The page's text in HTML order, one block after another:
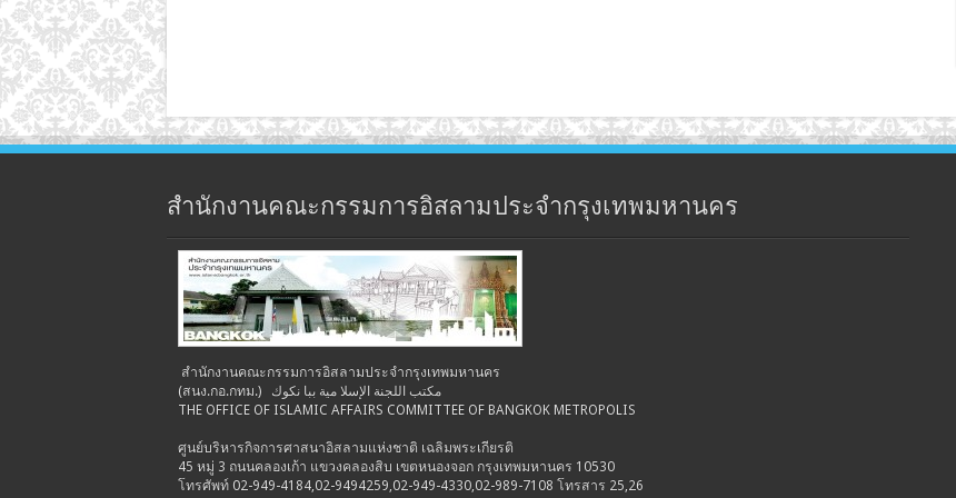
สำนักงานคณะกรรมการอิสลามประจำกรุงเทพมหานคร
สำนักงานคณะกรรมการอิสลามประจำกรุงเทพมหานคร
(สนง.กอ.กทม.) مكتب اللجنة الإسلا مية ببا نكوك
THE OFFICE OF ISLAMIC AFFAIRS COMMITTEE OF BANGKOK METROPOLIS
ศูนย์บริหารกิจการศาสนาอิสลามแห่งชาติ เฉลิมพระเกียรติ
45 หมู่ 3 ถนนคลองเก้า แขวงคลองสิบ เขตหนองจอก กรุงเทพมหานคร 10530
โทรศัพท์ 02-949-4184,02-9494259,02-949-4330,02-989-7108 โทรสาร 25,26